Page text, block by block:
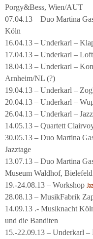
Porgy&Bess, Wien/AUT
07.04.13 – Duo Martina
Köln
16.04.13 – Underkarl –
17.04.13 – Underkarl –
18.04.13 – Underkarl –
Arnheim/NL (?)
19.04.13 – Underkarl –
20.04.13 – Underkarl –
26.04.13 – Underkarl –
14.05.13 – Quartett
30.05.13 – Duo Martina
Jazztage
13.07.13 – Duo Martina
Museum Waldhof, Bielefeld
19.-24.08.13 – Workshop
28.08.13 – MusikFabrik
14.09.13 .- Musiknacht
und die Banditen
15.-22.09.13 – Underkarl –